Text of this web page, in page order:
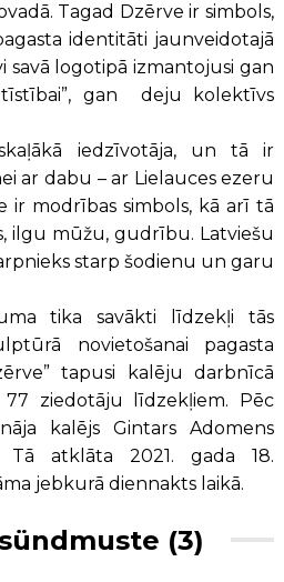
Tagad Dzērve ir simbols,
identitāti jaunveidotajā
savā logotipā izmantojusi gan
gan deju kolektīvs
iedzīvotāja, un tā ir
ar dabu – ar Lielauces ezeru
ir modrības simbols, kā arī tā
ilgu mūžu, gudrību. Latviešu
starp šodienu un garu
tika savākti līdzekļi tās
novietošanai pagasta
tapusi kalēju darbnīcā
77 ziedotāju līdzekļiem. Pēc
kalējs Gintars Adomens
Tā atklāta 2021. gada 18.
jebkurā diennakts laikā.
(3)